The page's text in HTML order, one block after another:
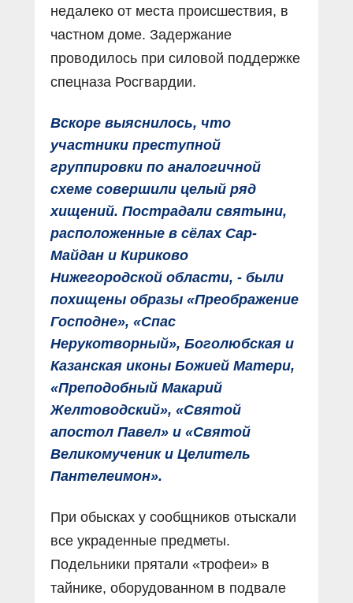
недалеко от места происшествия, в
частном доме. Задержание
проводилось при силовой поддержке
спецназа Росгвардии.
Вскоре выяснилось, что
участники преступной
группировки по аналогичной
схеме совершили целый ряд
хищений. Пострадали святыни,
расположенные в сёлах Сар-
Майдан и Кириково
Нижегородской области, - были
похищены образы «Преображение
Господне», «Спас
Нерукотворный», Боголюбская и
Казанская иконы Божией Матери,
«Преподобный Макарий
Желтоводский», «Святой
апостол Павел» и «Святой
Великомученик и Целитель
Пантелеимон».
При обысках у сообщников отыскали
все украденные предметы.
Подельники прятали «трофеи» в
тайнике, оборудованном в подвале